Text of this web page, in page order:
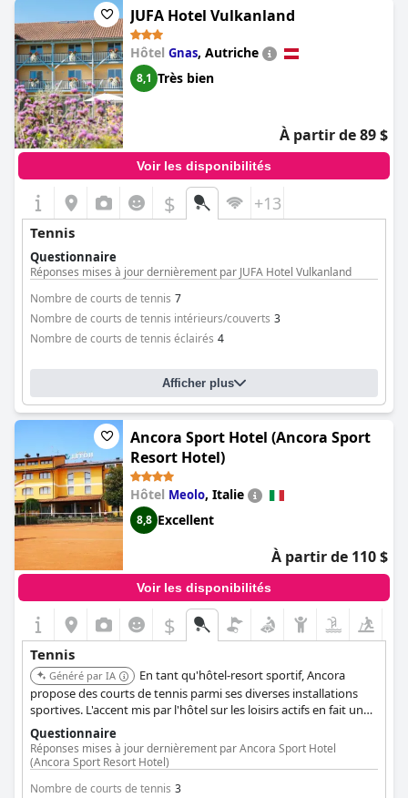
JUFA Hotel Vulkanland
Hôtel Gnas, Autriche
8,1 Très bien
À partir de 89 $
Voir les disponibilités
$ +13
Tennis
Questionnaire
Réponses mises à jour dernièrement par JUFA Hotel Vulkanland
Nombre de courts de tennis 7
Nombre de courts de tennis intérieurs/couverts 3
Nombre de courts de tennis éclairés 4
Afficher plus
Ancora Sport Hotel (Ancora Sport
Resort Hotel)
Hôtel Meolo, Italie
8,8 Excellent
À partir de 110 $
Voir les disponibilités
$
Tennis
Généré par IA
En tant qu'hôtel-resort sportif, Ancora
propose des courts de tennis parmi ses diverses installations
sportives. L'accent mis par l'hôtel sur les loisirs actifs en fait un
excellent choix pour les amateurs de tennis.
Questionnaire
Réponses mises à jour dernièrement par Ancora Sport Hotel
(Ancora Sport Resort Hotel)
Nombre de courts de tennis 3